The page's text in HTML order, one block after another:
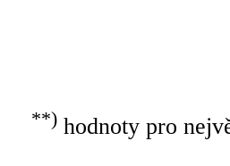
**)hodnoty pro